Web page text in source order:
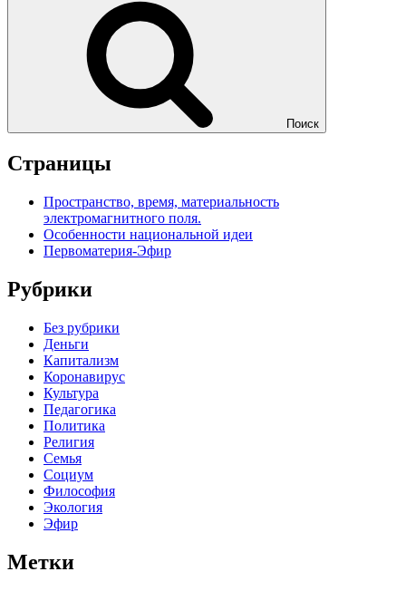
Поиск
Страницы
Пространство, время, материальность
электромагнитного поля.
Особенности национальной идеи
Первоматерия-Эфир
Рубрики
Без рубрики
Деньги
Капитализм
Коронавирус
Культура
Педагогика
Политика
Религия
Семья
Социум
Философия
Экология
Эфир
Метки